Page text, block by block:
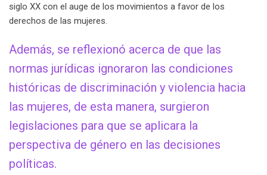
siglo XX con el auge de los movimientos a favor de los
derechos de las mujeres.
Además, se reflexionó acerca de que las
normas jurídicas ignoraron las condiciones
históricas de discriminación y violencia hacia
las mujeres, de esta manera, surgieron
legislaciones para que se aplicara la
perspectiva de género en las decisiones
políticas.